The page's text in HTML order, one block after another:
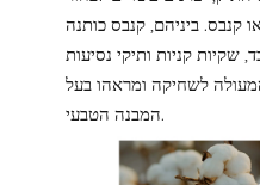
קנבס. ביניהם, קנבס כותנה
שקיות קניות ותיקי נסיעות
לשחיקה ומראהו בעל
המבנה הטבעי.